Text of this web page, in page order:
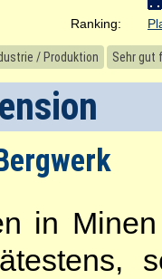
Ranking:
/ Produktion Sehr gut
in